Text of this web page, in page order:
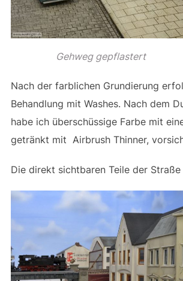
Gehweg gepflastert
Nach der farblichen Grundierung
Behandlung mit Washes. Nach dem
habe ich überschüssige Farbe mit
getränkt mit Airbrush Thinner,
Die direkt sichtbaren Teile der